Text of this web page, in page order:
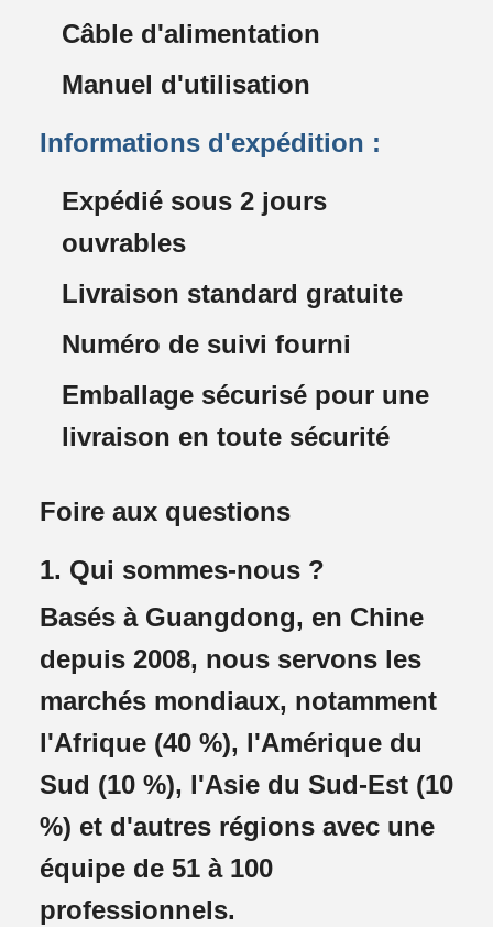
Câble d'alimentation
Manuel d'utilisation
Informations d'expédition :
Expédié sous 2 jours
ouvrables
Livraison standard gratuite
Numéro de suivi fourni
Emballage sécurisé pour une
livraison en toute sécurité
Foire aux questions
1. Qui sommes-nous ?
Basés à Guangdong, en Chine
depuis 2008, nous servons les
marchés mondiaux, notamment
l'Afrique (40 %), l'Amérique du
Sud (10 %), l'Asie du Sud-Est (10
%) et d'autres régions avec une
équipe de 51 à 100
professionnels.